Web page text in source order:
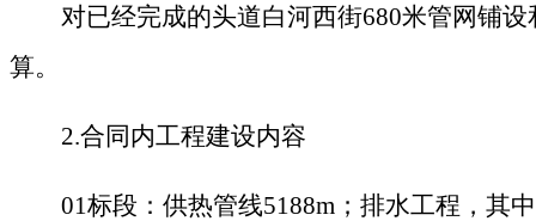
对已经完成的头道白河西街680米管网铺设
算。
2.合同内工程建设内容
01标段：供热管线5188m；排水工程，其